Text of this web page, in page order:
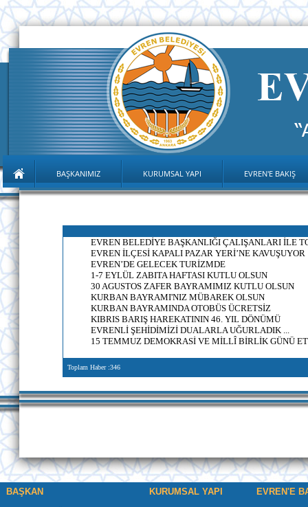
BAŞKANIMIZ KURUMSAL YAPI EVREN'E BAKIŞ
EVREN BELEDİYE BAŞKANLIĞI ÇALIŞANLARI İLE
EVREN İLÇESİ KAPALI PAZAR YERİ’NE KAVUŞUYOR
EVREN’DE GELECEK TURİZMDE
1-7 EYLÜL ZABITA HAFTASI KUTLU OLSUN
30 AGUSTOS ZAFER BAYRAMIMIZ KUTLU OLSUN
KURBAN BAYRAMI'NIZ MÜBAREK OLSUN
KURBAN BAYRAMINDA OTOBÜS ÜCRETSİZ
KIBRIS BARIŞ HAREKATININ 46. YIL DÖNÜMÜ
EVRENLİ ŞEHİDİMİZİ DUALARLA UĞURLADIK ...
15 TEMMUZ DEMOKRASİ VE MİLLÎ BİRLİK GÜNÜ
Toplam Haber :346
BAŞKAN KURUMSAL YAPI EVREN'E